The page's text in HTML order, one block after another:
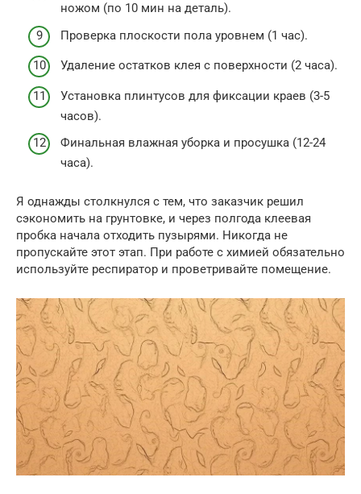
ножом (по 10 мин на деталь).
Проверка плоскости пола уровнем (1 час).
Удаление остатков клея с поверхности (2 часа).
Установка плинтусов для фиксации краев (3-5
часов).
Финальная влажная уборка и просушка (12-24
часа).
Я однажды столкнулся с тем, что заказчик решил
сэкономить на грунтовке, и через полгода клеевая
пробка начала отходить пузырями. Никогда не
пропускайте этот этап. При работе с химией обязательно
используйте респиратор и проветривайте помещение.